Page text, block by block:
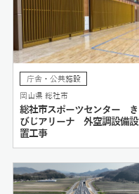
庁舎・公共施設
岡山県 総社市
総社市スポーツセンター き
びじアリーナ 外空調設備設
置工事